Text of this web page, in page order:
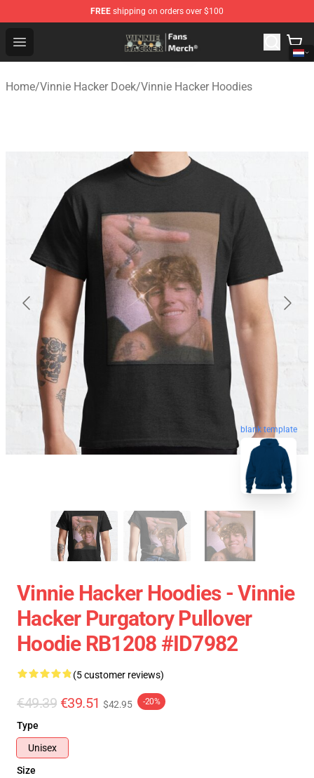
FREE shipping on orders over $100
Open menu
Vinnie Hacker Store - Official Vinnie Hacker Merchandise
Home/Vinnie Hacker Doek/Vinnie Hacker Hoodies
blank template
Vinnie Hacker Hoodies - Vinnie
Hacker Purgatory Pullover
Hoodie RB1208 #ID7982
(5 customer reviews)
€49.39 €39.51 $42.95 -20%
Type
Unisex
Size